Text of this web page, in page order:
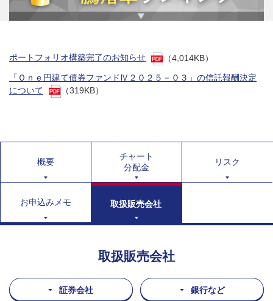
ポートフォリオ構築完了のお知らせ
（4,014KB）
「Ｏｎｅ円建て債券ファンドⅣ２０２５－０３」の信託報酬決定
について
（319KB）
概要
チャート
分配金
リスク
お申込みメモ 取扱販売会社
取扱販売会社
証券会社 銀行など